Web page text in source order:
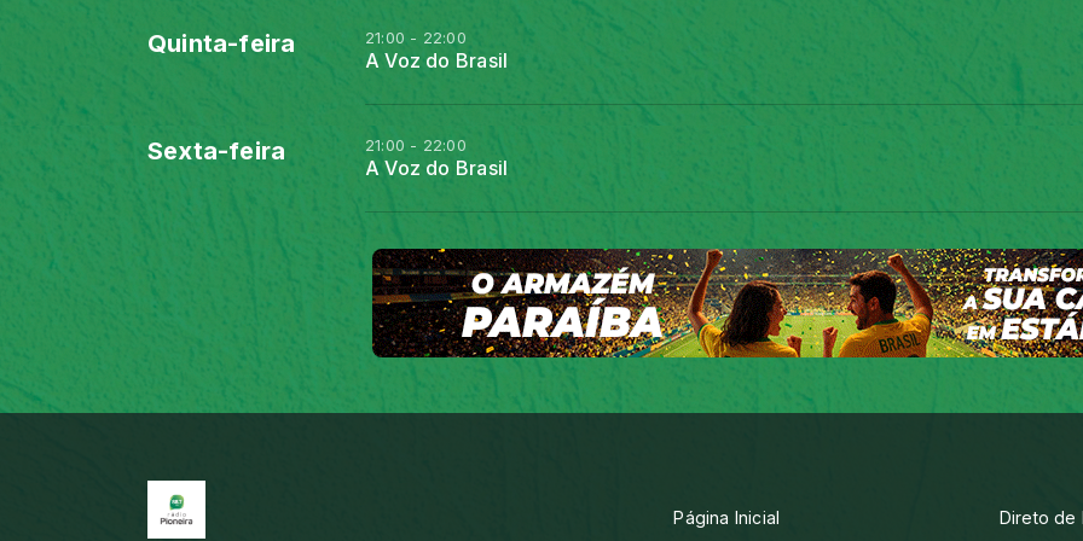
Quinta-feira 21:00 - 22:00
A Voz do Brasil
Sexta-feira 21:00 - 22:00
A Voz do Brasil
Página Inicial Direto de